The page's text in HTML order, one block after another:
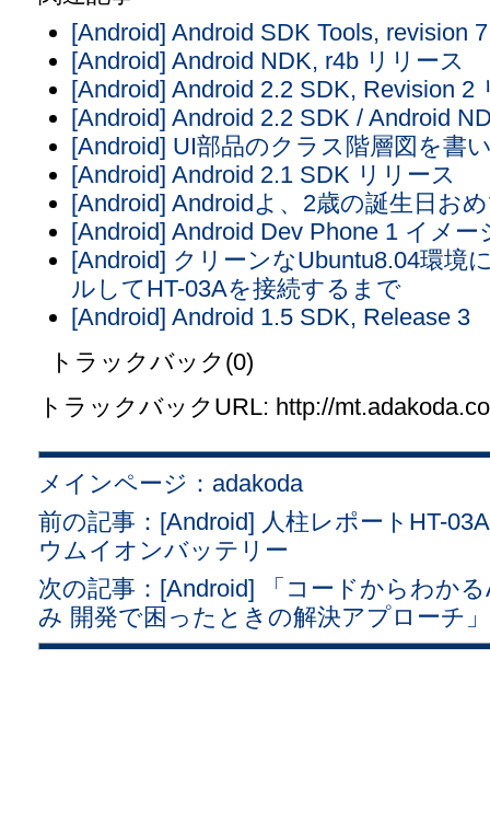
[Android] Android SDK Tools, revision
[Android] Android NDK, r4b リリース
[Android] Android 2.2 SDK, Revision 2
[Android] Android 2.2 SDK / Android
[Android] UI部品のクラス階層図を書
[Android] Android 2.1 SDK リリース
[Android] Androidよ、2歳の誕生日お
[Android] Android Dev Phone 1 イメ
[Android] クリーンなUbuntu8.04環境
ルしてHT-03Aを接続するまで
[Android] Android 1.5 SDK, Release 3
トラックバック(0)
トラックバックURL: http://
メインページ：adakoda
前の記事：[Android] 人柱レポートHT-
ウムイオンバッテリー
次の記事：[Android] 「コードからわか
み 開発で困ったときの解決アプローチ」